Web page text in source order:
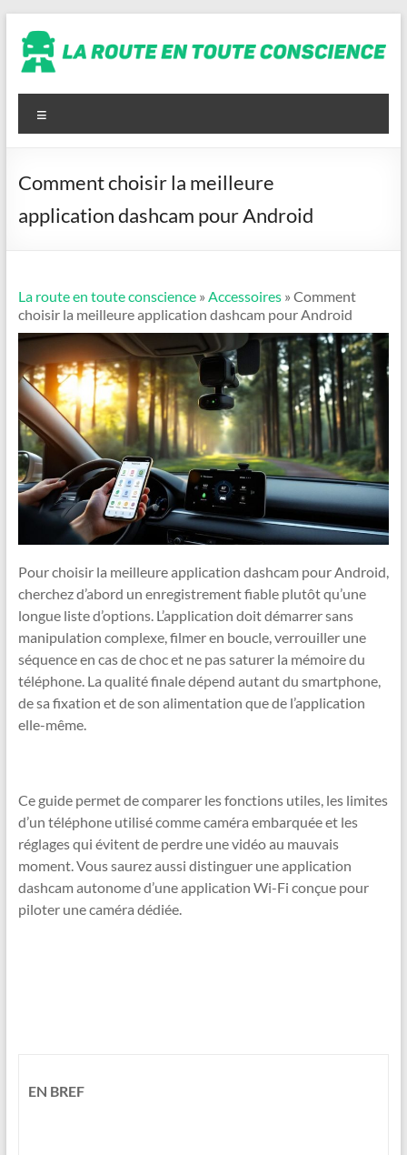
contenu
La
route
en
toute
conscience
Comment choisir la meilleure
application dashcam pour Android
La route en toute conscience» Accessoires» Comment
choisir la meilleure application dashcam pour Android
Pour choisir la meilleure application dashcam pour Android,
cherchez d’abord un enregistrement fiable plutôt qu’une
longue liste d’options. L’application doit démarrer sans
manipulation complexe, filmer en boucle, verrouiller une
séquence en cas de choc et ne pas saturer la mémoire du
téléphone. La qualité finale dépend autant du smartphone,
de sa fixation et de son alimentation que de l’application
elle-même.
Ce guide permet de comparer les fonctions utiles, les limites
d’un téléphone utilisé comme caméra embarquée et les
réglages qui évitent de perdre une vidéo au mauvais
moment. Vous saurez aussi distinguer une application
dashcam autonome d’une application Wi-Fi conçue pour
piloter une caméra dédiée.
EN BREF